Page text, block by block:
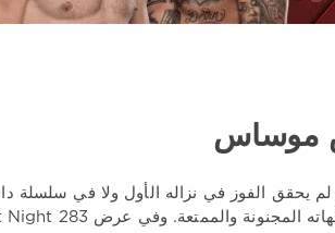
موساس
يحقق الفوز في نزاله الأول ولا في سلسلة